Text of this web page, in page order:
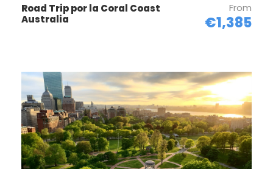
enormes rocas, el guía nos explicara de la geología
del lugar que ha evolucionado durante millones de
comentario en español.
Alojamiento.
Día 3 REGRESO
Road Trip por la Coral Coast
Australia
From
€1,385